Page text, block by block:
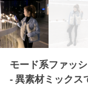
モード系ファッ
- 異素材ミックス